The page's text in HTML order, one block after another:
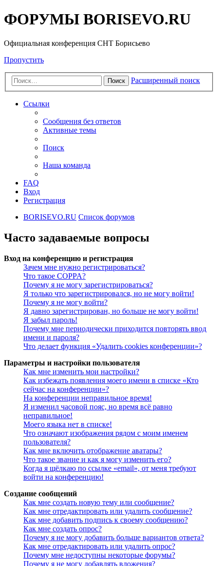
ФОРУМЫ BORISEVO.RU
Официальная конференция СНТ Борисьево
Пропустить
Поиск Расширенный поиск
Ссылки
Сообщения без ответов
Активные темы
Поиск
Наша команда
FAQ
Вход
Регистрация
BORISEVO.RU Список форумов
Часто задаваемые вопросы
Вход на конференцию и регистрация
Зачем мне нужно регистрироваться?
Что такое COPPA?
Почему я не могу зарегистрироваться?
Я только что зарегистрировался, но не могу войти!
Почему я не могу войти?
Я давно зарегистрирован, но больше не могу войти!
Я забыл пароль!
Почему мне периодически приходится повторять ввод
имени и пароля?
Что делает функция «Удалить cookies конференции»?
Параметры и настройки пользователя
Как мне изменить мои настройки?
Как избежать появления моего имени в списке «Кто
сейчас на конференции»?
На конференции неправильное время!
Я изменил часовой пояс, но время всё равно
неправильное!
Моего языка нет в списке!
Что означают изображения рядом с моим именем
пользователя?
Как мне включить отображение аватары?
Что такое звание и как я могу изменить его?
Когда я щёлкаю по ссылке «email», от меня требуют
войти на конференцию!
Создание сообщений
Как мне создать новую тему или сообщение?
Как мне отредактировать или удалить сообщение?
Как мне добавить подпись к своему сообщению?
Как мне создать опрос?
Почему я не могу добавить больше вариантов ответа?
Как мне отредактировать или удалить опрос?
Почему мне недоступны некоторые форумы?
Почему я не могу добавлять вложения?